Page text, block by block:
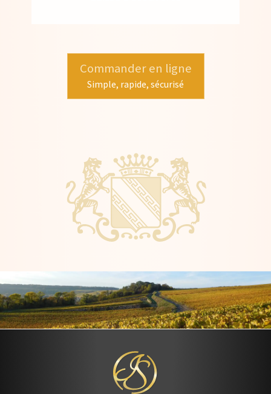
Commander en ligne
Simple, rapide, sécurisé